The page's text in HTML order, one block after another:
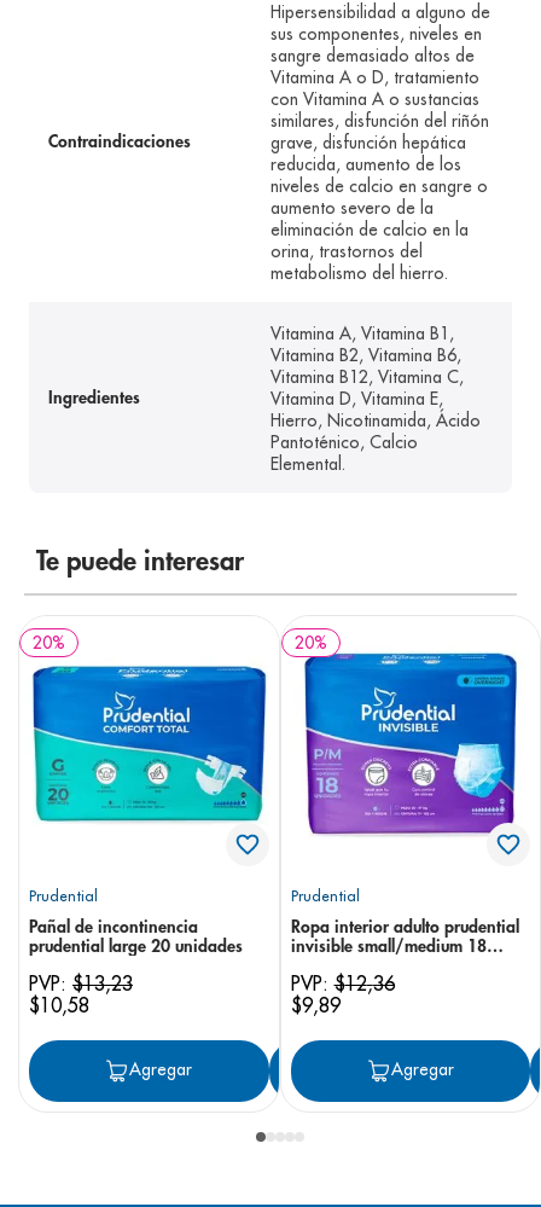
Contraindicaciones
Hipersensibilidad a alguno de
sus componentes, niveles en
sangre demasiado altos de
Vitamina A o D, tratamiento
con Vitamina A o sustancias
similares, disfunción del riñón
grave, disfunción hepática
reducida, aumento de los
niveles de calcio en sangre o
aumento severo de la
eliminación de calcio en la
orina, trastornos del
metabolismo del hierro.
Ingredientes
Vitamina A, Vitamina B1,
Vitamina B2, Vitamina B6,
Vitamina B12, Vitamina C,
Vitamina D, Vitamina E,
Hierro, Nicotinamida, Ácido
Pantoténico, Calcio
Elemental.
Te puede interesar
20%
Prudential
Pañal de incontinencia
prudential large 20 unidades
PVP: $13,23
$10,58
Agregar Agregar
20%
Prudential
Ropa interior adulto prudential
invisible small/medium 18
PVP:$12,36
$9,89
Agregar